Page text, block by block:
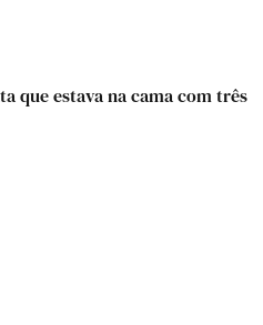
que estava na cama com três